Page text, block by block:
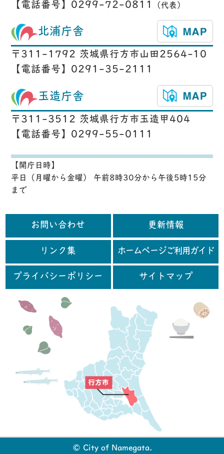
【電話番号】0299-72-0811
（代表）
北浦庁舎
〒311-1792 茨城県行方市山田2564-10
【電話番号】0291-35-2111
玉造庁舎
〒311-3512 茨城県行方市玉造甲404
【電話番号】0299-55-0111
【開庁日時】
平日（月曜から金曜） 午前8時30分から午後5時15分
まで
お問い合わせ 更新情報
リンク集 ホームページご利用ガイド
プライバシーポリシー サイトマップ
© City of Namegata.